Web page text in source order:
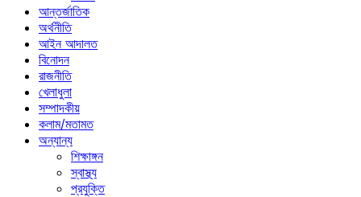
আন্তর্জাতিক
অর্থনীতি
আইন আদালত
বিনোদন
রাজনীতি
খেলাধুলা
সম্পাদকীয়
কলাম/মতামত
অন্যান্য
শিক্ষাঙ্গন
স্বাস্থ্য
প্রযুক্তি